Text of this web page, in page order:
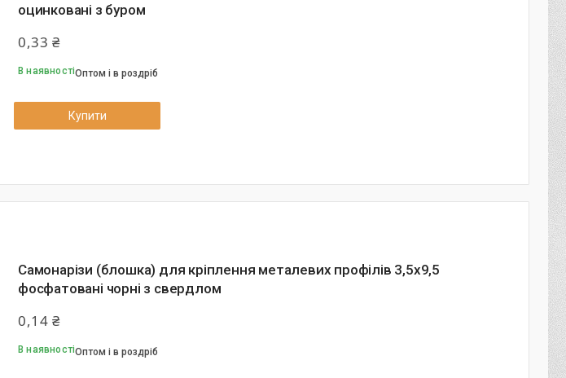
оцинковані з буром
0,33 ₴
В наявностіОптом і в роздріб
Купити
Самонарізи (блошка) для кріплення металевих профілів 3,5х9,5
фосфатовані чорні з свердлом
0,14 ₴
В наявностіОптом і в роздріб